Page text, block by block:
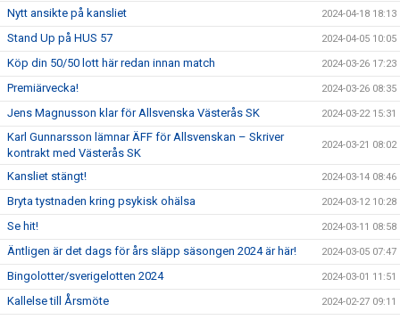
Nytt ansikte på kansliet 2024-04-18 18:13
Stand Up på HUS 57 2024-04-05 10:05
Köp din 50/50 lott här redan innan match 2024-03-26 17:23
Premiärvecka! 2024-03-26 08:35
Jens Magnusson klar för Allsvenska Västerås SK 2024-03-22 15:31
Karl Gunnarsson lämnar ÄFF för Allsvenskan – Skriver
kontrakt med Västerås SK
2024-03-21 08:02
Kansliet stängt! 2024-03-14 08:46
Bryta tystnaden kring psykisk ohälsa 2024-03-12 10:28
Se hit! 2024-03-11 08:58
Äntligen är det dags för års släpp säsongen 2024 är här! 2024-03-05 07:47
Bingolotter/sverigelotten 2024 2024-03-01 11:51
Kallelse till Årsmöte 2024-02-27 09:11